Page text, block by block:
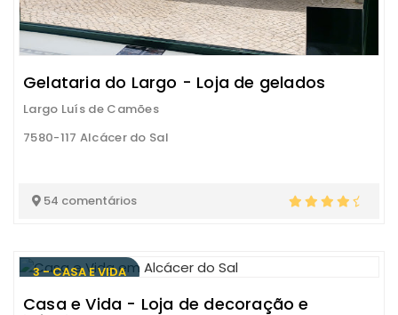
Gelataria do Largo - Loja de gelados
Largo Luís de Camões
7580-117 Alcácer do Sal
54 comentários
3 - CASA E VIDA
Casa e Vida - Loja de decoração e